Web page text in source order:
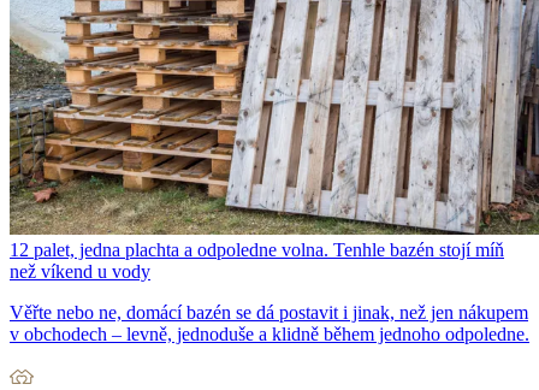
12 palet, jedna plachta a odpoledne volna. Tenhle bazén stojí míň
než víkend u vody
Věřte nebo ne, domácí bazén se dá postavit i jinak, než jen nákupem
v obchodech – levně, jednoduše a klidně během jednoho odpoledne.